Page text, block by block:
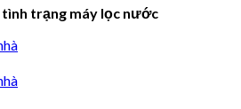
trạng máy lọc nước